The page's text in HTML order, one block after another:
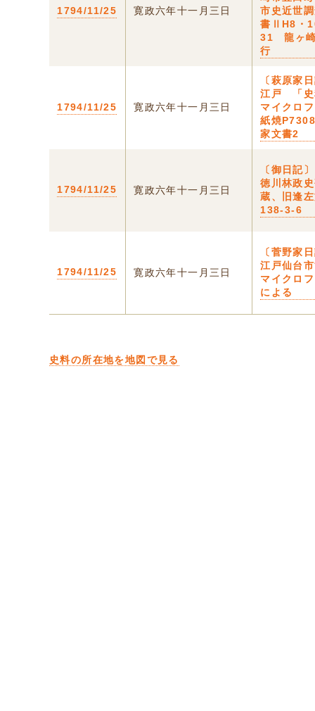
1794/11/25 寛政六年十一月三日
市史近世
書ⅡH8・
31 龍ヶ
行
1794/11/25 寛政六年十一月三日
〔萩原家
江戸 「史
マイクロ
紙焼
家文書2
1794/11/25 寛政六年十一月三日
〔御日記
徳川林政
蔵、旧逢
138-3-6
1794/11/25 寛政六年十一月三日
〔菅野家
江戸仙台
マイクロ
による
史料の所在地を地図で見る